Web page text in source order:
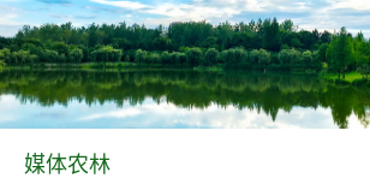
媒体农林